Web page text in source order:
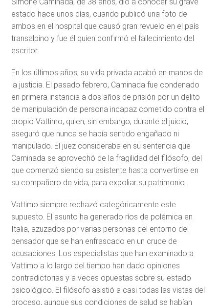
estado hace unos días, cuando publicó una foto de
ambos en el hospital que causó gran revuelo en el país
transalpino y fue él quien confirmó el fallecimiento del
escritor.
En los últimos años, su vida privada acabó en manos de
la justicia. El pasado febrero, Caminada fue condenado
en primera instancia a dos años de prisión por un delito
de manipulación de persona incapaz cometido contra el
propio Vattimo, quien, sin embargo, durante el juicio,
aseguró que nunca se había sentido engañado ni
manipulado. El juez consideraba en su sentencia que
Caminada se aprovechó de la fragilidad del filósofo, del
que comenzó siendo su asistente hasta convertirse en
su compañero de vida, para expoliar su patrimonio.
Vattimo siempre rechazó categóricamente este
supuesto. El asunto ha generado ríos de polémica en
Italia, azuzados por varias personas del entorno del
pensador que se han enfrascado en un cruce de
acusaciones. Los especialistas que han examinado a
Vattimo a lo largo del tiempo han dado opiniones
contradictorias y a veces opuestas sobre su estado
psicológico. El filósofo asistió a casi todas las vistas del
proceso, aunque sus condiciones de salud se habían